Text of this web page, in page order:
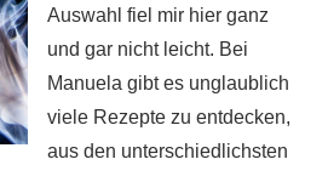
Auswahl fiel mir hier ganz
und gar nicht leicht. Bei
Manuela gibt es unglaublich
viele Rezepte zu entdecken,
aus den unterschiedlichsten